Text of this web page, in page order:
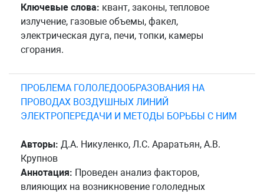
Ключевые слова: квант, законы, тепловое
излучение, газовые объемы, факел,
электрическая дуга, печи, топки, камеры
сгорания.
ПРОБЛЕМА ГОЛОЛЕДООБРАЗОВАНИЯ НА
ПРОВОДАХ ВОЗДУШНЫХ ЛИНИЙ
ЭЛЕКТРОПЕРЕДАЧИ И МЕТОДЫ БОРЬБЫ С НИМ
Авторы: Д.А. Никуленко, Л.С. Араратьян, А.В.
Крупнов
Аннотация: Проведен анализ факторов,
влияющих на возникновение гололедных